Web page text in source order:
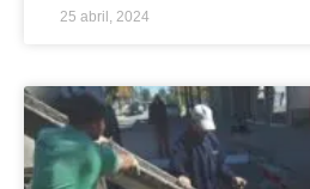
25 abril, 2024